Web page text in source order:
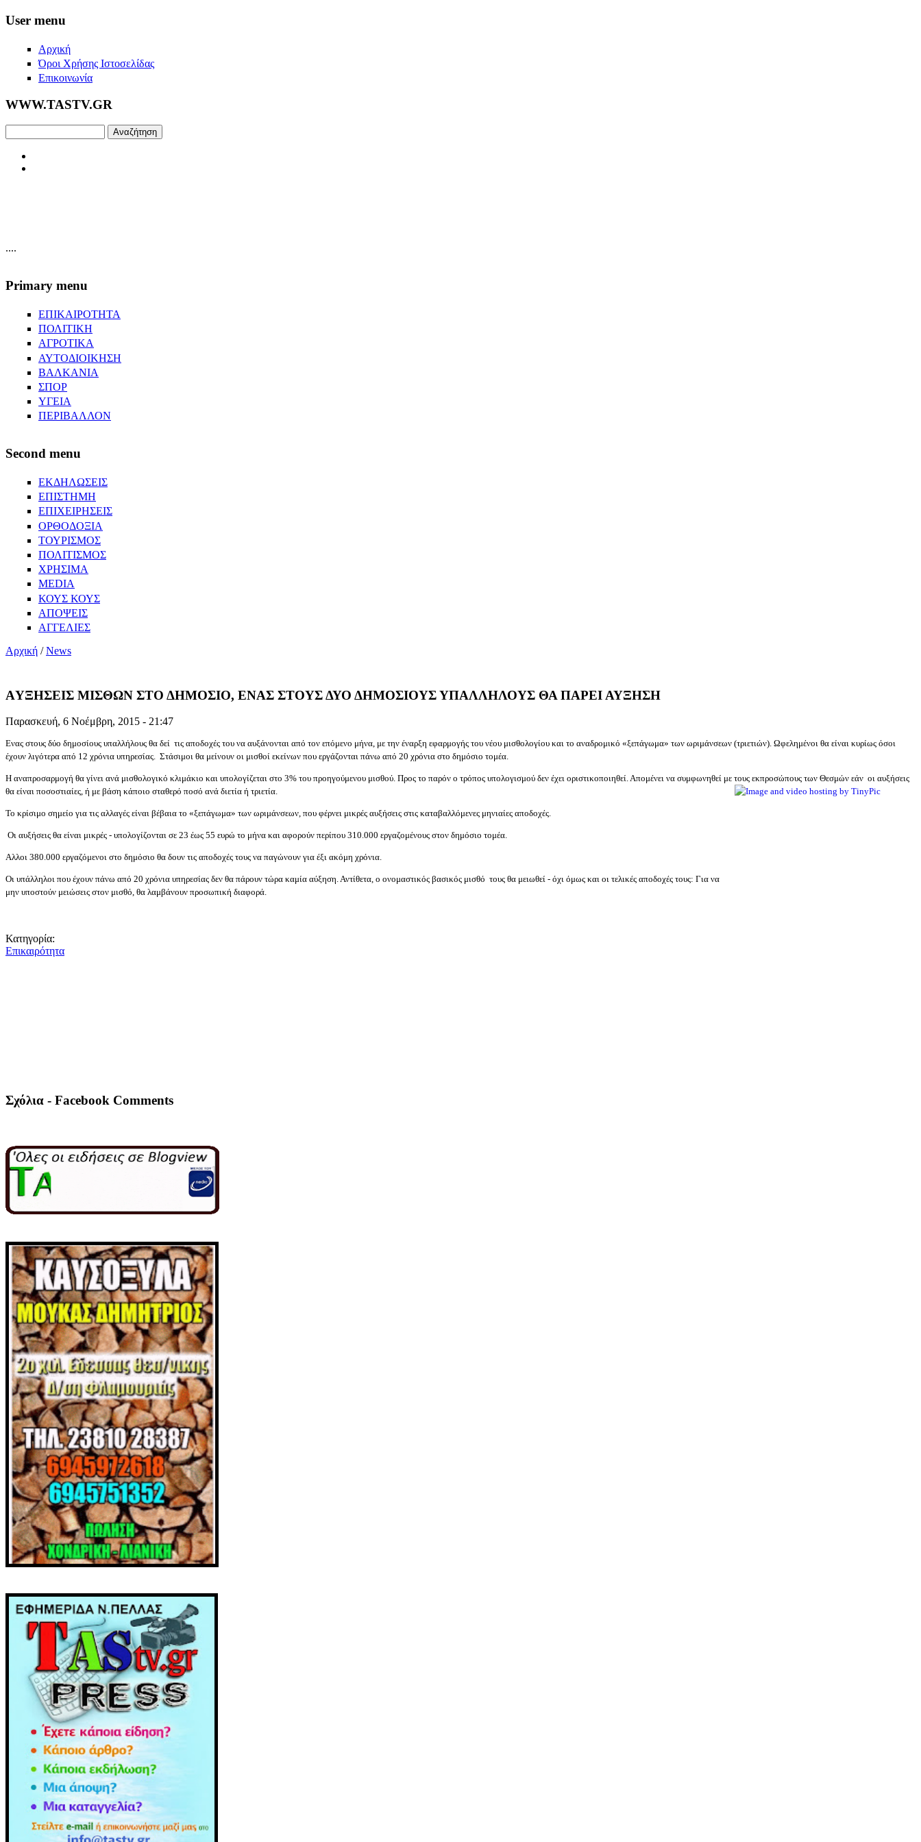
Skip to main content
User menu
Αρχική
Όροι Χρήσης Ιστοσελίδας
Επικοινωνία
WWW.TASTV.GR
....
Primary menu
ΕΠΙΚΑΙΡΟΤΗΤΑ
ΠΟΛΙΤΙΚΗ
ΑΓΡΟΤΙΚΑ
ΑΥΤΟΔΙΟΙΚΗΣΗ
ΒΑΛΚΑΝΙΑ
ΣΠΟΡ
ΥΓΕΙΑ
ΠΕΡΙΒΑΛΛΟΝ
Second menu
ΕΚΔΗΛΩΣΕΙΣ
ΕΠΙΣΤΗΜΗ
ΕΠΙΧΕΙΡΗΣΕΙΣ
ΟΡΘΟΔΟΞΙΑ
ΤΟΥΡΙΣΜΟΣ
ΠΟΛΙΤΙΣΜΟΣ
ΧΡΗΣΙΜΑ
MEDIA
ΚΟΥΣ ΚΟΥΣ
ΑΠΟΨΕΙΣ
ΑΓΓΕΛΙΕΣ
Αρχική /News
AΥΞΗΣΕΙΣ ΜΙΣΘΩΝ ΣΤΟ ΔΗΜΟΣΙΟ, ΕΝΑΣ ΣΤΟΥΣ ΔΥΟ ΔΗΜΟΣΙΟΥΣ ΥΠΑΛΛΗΛΟΥΣ ΘΑ ΠΑΡΕΙ ΑΥΞΗΣΗ
Παρασκευή, 6 Νοέμβρη, 2015 - 21:47
Ενας στους δύο δημοσίους υπαλλήλους θα δεί τις αποδοχές του να αυξάνονται από τον επόμενο μήνα, με την έναρξη εφαρμογής του νέου μισθολογίου και το αναδρομικό «ξεπάγωμα» των ωριμάνσεων (τριετιών). Ωφελημένοι θα είναι κυρίως όσοι
έχουν λιγότερα από 12 χρόνια υπηρεσίας. Στάσιμοι θα μείνουν οι μισθοί εκείνων που εργάζονται πάνω από 20 χρόνια στο δημόσιο τομέα.
Η αναπροσαρμογή θα γίνει ανά μισθολογικό κλιμάκιο και υπολογίζεται στο 3% του προηγούμενου μισθού. Προς το παρόν ο τρόπος υπολογισμού δεν έχει οριστικοποιηθεί. Απομένει να συμφωνηθεί με τους εκπροσώπους των Θεσμών εάν οι αυξήσεις
θα είναι ποσοστιαίες, ή με βάση κάποιο σταθερό ποσό ανά διετία ή τριετία.
Το κρίσιμο σημείο για τις αλλαγές είναι βέβαια το «ξεπάγωμα» των ωριμάνσεων, που φέρνει μικρές αυξήσεις στις καταβαλλόμενες μηνιαίες αποδοχές.
Οι αυξήσεις θα είναι μικρές - υπολογίζονται σε 23 έως 55 ευρώ το μήνα και αφορούν περίπου 310.000 εργαζομένους στον δημόσιο τομέα.
Αλλοι 380.000 εργαζόμενοι στο δημόσιο θα δουν τις αποδοχές τους να παγώνουν για έξι ακόμη χρόνια.
Οι υπάλληλοι που έχουν πάνω από 20 χρόνια υπηρεσίας δεν θα πάρουν τώρα καμία αύξηση. Αντίθετα, ο ονομαστικός βασικός μισθό τους θα μειωθεί - όχι όμως και οι τελικές αποδοχές τους: Για να
μην υποστούν μειώσεις στον μισθό, θα λαμβάνουν προσωπική διαφορά.
Κατηγορία:
Επικαιρότητα
Σχόλια - Facebook Comments